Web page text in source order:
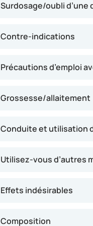
généralement dans les
réduire le risque de
Surdosage/oubli
Contre-indications
Précautions d’emploi
Grossesse/allaitement
Conduite et utilisation
Utilisez-vous d’autres
Effets indésirables
Composition